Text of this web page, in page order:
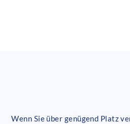
Wenn Sie über genügend Platz